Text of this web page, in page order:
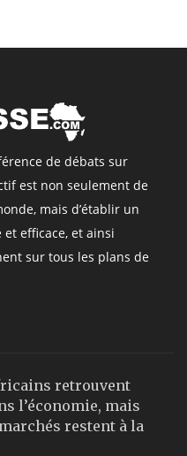
de débats sur
est non seulement de
mais d’établir un
efficace, et ainsi
sur tous les plans de
retrouvent
l’économie, mais
restent à la